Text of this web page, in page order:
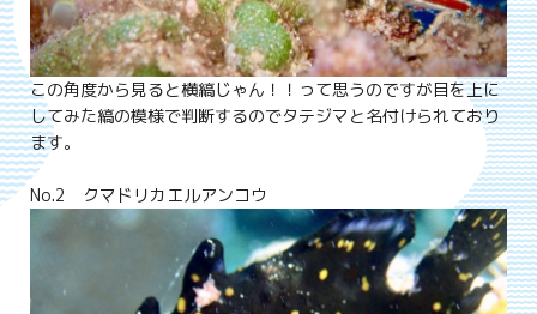
この角度から見ると横縞じゃん！！って思うのですが目を上に
してみた縞の模様で判断するのでタテジマと名付けられており
ます。
No.2 クマドリカエルアンコウ